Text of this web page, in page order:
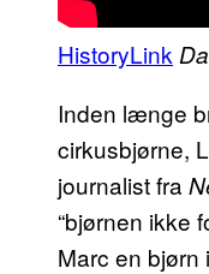
HistoryLink
Inden længe
cirkusbjørne,
journalist fra
“bjørnen ikke
Marc en